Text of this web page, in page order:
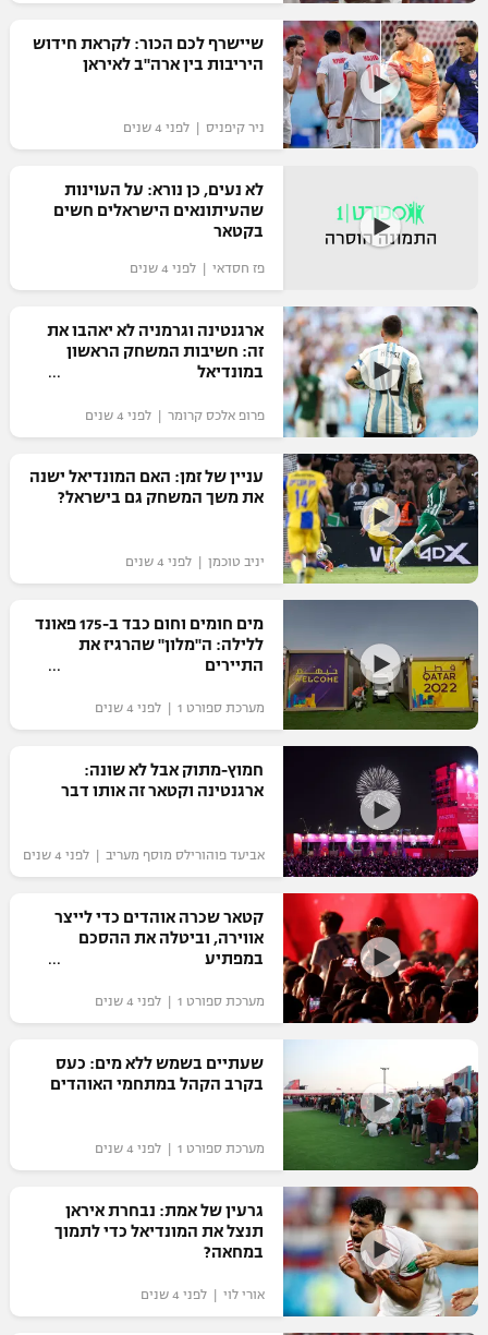
רשיון להקרנה פומבית לבית עסק
הצטרפות לחבילת הערוצים
לוח דרושים – ג'ובנט
המגזין
שיישרף לכם הכור: לקראת חידוש
היריבות בין ארה"ב לאיראן
ניר קיפניס | לפני 4 שנים
לא נעים, כן נורא: על העוינות
שהעיתונאים הישראלים חשים
בקטאר
פז חסדאי | לפני 4 שנים
ארגנטינה וגרמניה לא יאהבו את
זה: חשיבות המשחק הראשון
במונדיאל
פרופ אלכס קרומר | לפני 4 שנים
עניין של זמן: האם המונדיאל ישנה
את משך המשחק גם בישראל?
יניב טוכמן | לפני 4 שנים
מים חומים וחום כבד ב-175 פאונד
ללילה: ה"מלון" שהרגיז את
התיירים
מערכת ספורט 1 | לפני 4 שנים
חמוץ-מתוק אבל לא שונה:
ארגנטינה וקטאר זה אותו דבר
אביעד פוהורילס מוסף מעריב | לפני 4 שנים
קטאר שכרה אוהדים כדי לייצר
אווירה, וביטלה את ההסכם
במפתיע
מערכת ספורט 1 | לפני 4 שנים
שעתיים בשמש ללא מים: כעס
בקרב הקהל במתחמי האוהדים
מערכת ספורט 1 | לפני 4 שנים
גרעין של אמת: נבחרת איראן
תנצל את המונדיאל כדי לתמוך
במחאה?
אורי לוי | לפני 4 שנים